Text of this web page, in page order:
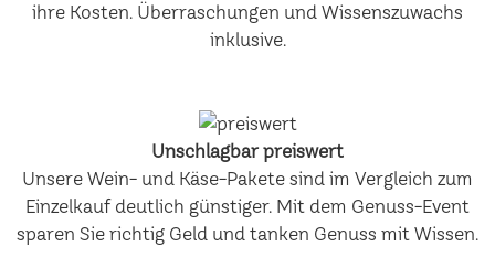
ihre Kosten. Überraschungen und Wissenszuwachs
inklusive.
Unschlagbar preiswert
Unsere Wein- und Käse-Pakete sind im Vergleich zum
Einzelkauf deutlich günstiger. Mit dem Genuss-Event
sparen Sie richtig Geld und tanken Genuss mit Wissen.